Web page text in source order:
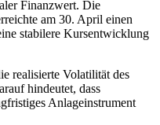
Finanzwert. Die
am 30. April einen
stabilere Kursentwicklung
realisierte Volatilität des
hindeutet, dass
Anlageinstrument